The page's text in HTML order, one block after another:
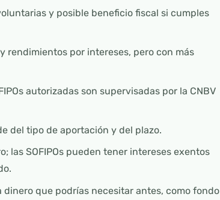
y posible beneficio fiscal si cumples
rendimientos por intereses, pero con más
autorizadas son supervisadas por la CNBV
del tipo de aportación y del plazo.
las SOFIPOs pueden tener intereses exentos
dinero que podrías necesitar antes, como fondo